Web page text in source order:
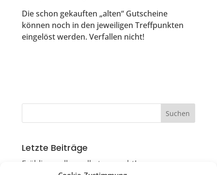
Die schon gekauften „alten“ Gutscheine
können noch in den jeweiligen Treffpunkten
eingelöst werden. Verfallen nicht!
Letzte Beiträge
Frühlingsrollen selbst gemacht!